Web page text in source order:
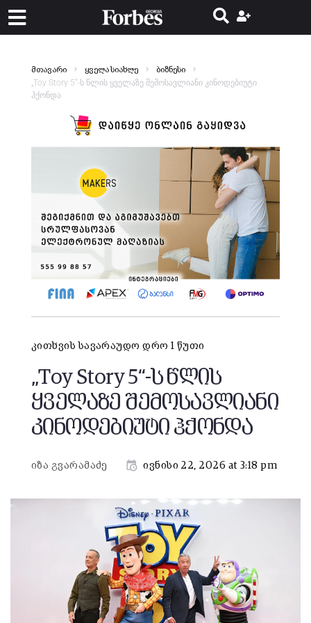
მთავარი ყველა სიახლე ბიზნესი
„Toy Story 5“-ს წლის ყველაზე შემოსავლიანი კინოდებიუტი
ჰქონდა
კითხვის სავარაუდო დრო 1 წუთი
„Toy Story 5“-ს წლის
ყველაზე შემოსავლიანი
კინოდებიუტი ჰქონდა
იზა გვარამაძე ივნისი 22, 2026 at 3:18 pm